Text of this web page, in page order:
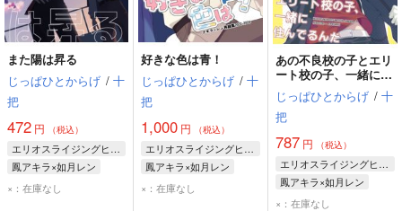
また陽は昇る
じっぱひとからげ / 十
把
472 円 （税込）
エリオスライジングヒーローズ
鳳アキラ×如月レン
鳳アキラ
×：在庫なし
好きな色は青！
じっぱひとからげ / 十
把
1,000 円 （税込）
エリオスライジングヒーローズ
鳳アキラ×如月レン
鳳アキラ
×：在庫なし
あの不良校の子とエリ
ート校の子、一緒に住
んでるんだ
じっぱひとからげ / 十
把
787円 （税込）
エリオスライジングヒーローズ
鳳アキラ×如月レン
鳳アキラ
×：在庫なし